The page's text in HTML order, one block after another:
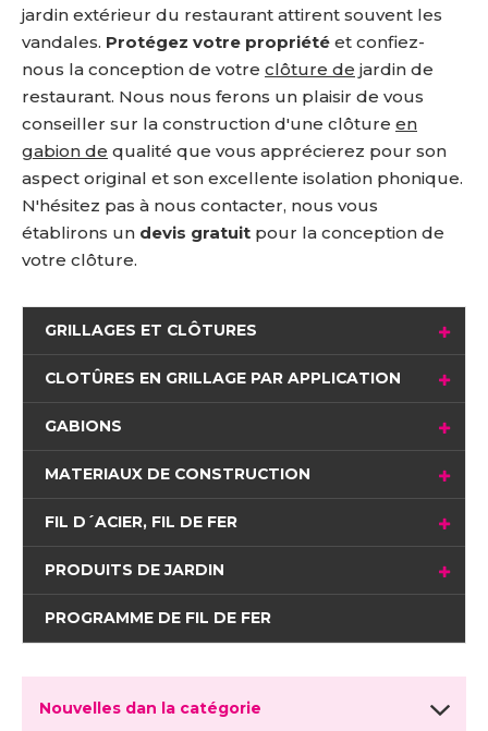
jardin extérieur du restaurant attirent souvent les
vandales. Protégez votre propriété et confiez-
nous la conception de votre clôture de jardin de
restaurant. Nous nous ferons un plaisir de vous
conseiller sur la construction d'une clôture en
gabion de qualité que vous apprécierez pour son
aspect original et son excellente isolation phonique.
N'hésitez pas à nous contacter, nous vous
établirons un devis gratuit pour la conception de
votre clôture.
GRILLAGES ET CLÔTURES
CLOTÛRES EN GRILLAGE PAR APPLICATION
GABIONS
MATERIAUX DE CONSTRUCTION
FIL D´ACIER, FIL DE FER
PRODUITS DE JARDIN
PROGRAMME DE FIL DE FER
Nouvelles dan la catégorie